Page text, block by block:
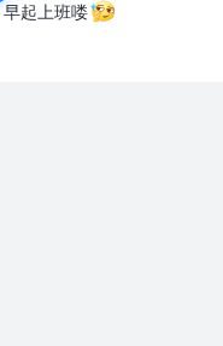
早起上班喽